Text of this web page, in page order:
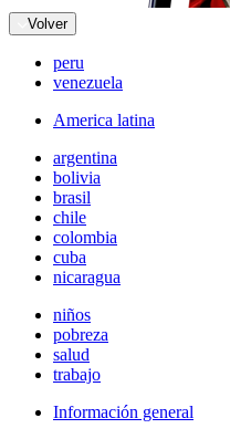
Volver
peru
venezuela
America latina
argentina
bolivia
brasil
chile
colombia
cuba
nicaragua
niños
pobreza
salud
trabajo
Información general